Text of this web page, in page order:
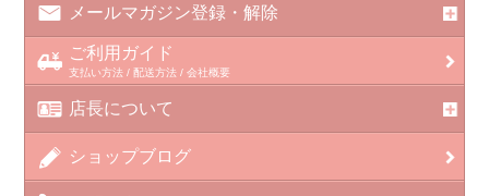
メールマガジン登録・解除
ご利用ガイド
支払い方法 / 配送方法 / 会社概要
店長について
ショップブログ